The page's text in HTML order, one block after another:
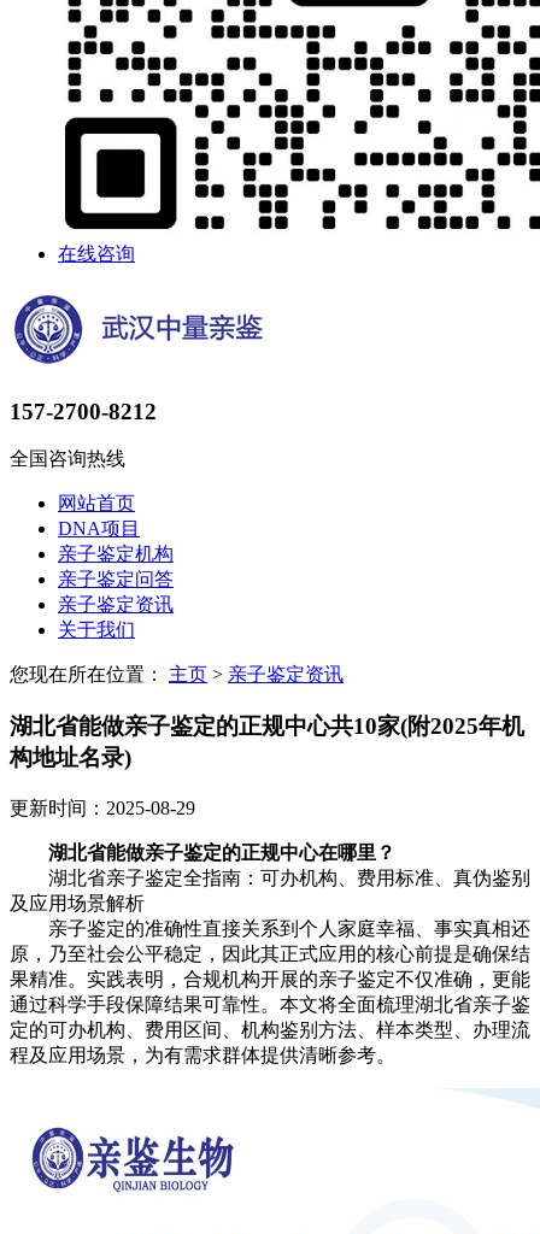
在线咨询
157-2700-8212
全国咨询热线
网站首页
DNA项目
亲子鉴定机构
亲子鉴定问答
亲子鉴定资讯
关于我们
您现在所在位置： 主页 > 亲子鉴定资讯
湖北省能做亲子鉴定的正规中心共10家(附2025年机
构地址名录)
更新时间：2025-08-29
湖北省能做亲子鉴定的正规中心在哪里？
湖北省亲子鉴定全指南：可办机构、费用标准、真伪鉴别
及应用场景解析
亲子鉴定的准确性直接关系到个人家庭幸福、事实真相还
原，乃至社会公平稳定，因此其正式应用的核心前提是确保结
果精准。实践表明，合规机构开展的亲子鉴定不仅准确，更能
通过科学手段保障结果可靠性。本文将全面梳理湖北省亲子鉴
定的可办机构、费用区间、机构鉴别方法、样本类型、办理流
程及应用场景，为有需求群体提供清晰参考。